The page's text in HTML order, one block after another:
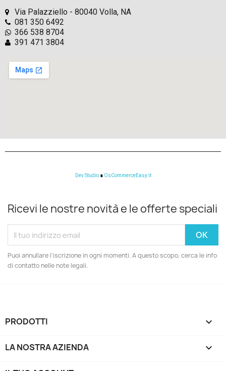
Via Palazziello - 80040 Volla, NA
081 350 6492
366 538 8704
391 471 3804
Dev Studio ∎ OsCommerceEasy.it
Ricevi le nostre novità e le offerte speciali
Puoi annullare l'iscrizione in ogni momenti. A questo scopo, cerca le info
di contatto nelle note legali.
PRODOTTI 
LA NOSTRA AZIENDA 